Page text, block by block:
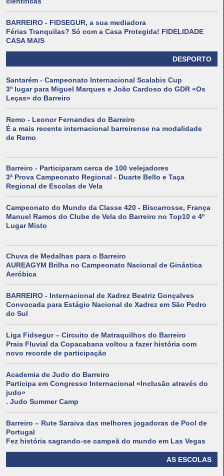
BARREIRO - FIDSEGUR, a sua mediadora
Férias Tranquilas? Só com a Casa Protegida! FIDELIDADE
CASA MAIS
DESPORTO
Santarém - Campeonato Internacional Scalabis Cup
3º lugar para Miguel Marques e João Cardoso do GDR «Os
Leças» do Barreiro
Remo - Leonor Fernandes do Barreiro
É a mais recente internacional barreirense na modalidade
de Remo
Barreiro - Participaram cerca de 100 velejadores
3ª Prova Campeonato Regional - Duarte Bello e Taça
Regional de Escolas de Vela
Campeonato do Mundo da Classe 420 - Biscarrosse, França
Manuel Ramos do Clube de Vela do Barreiro no Top10 e 4º
Lugar Misto
Chuva de Medalhas para o Barreiro
AUREAGYM Brilha no Campeonato Nacional de Ginástica
Aeróbica
BARREIRO - Internacional de Xadrez Beatriz Gonçalves
Convocada para Estágio Nacional de Xadrez em São Pedro
do Sul
Liga Fidsegur – Circuito de Matraquilhos do Barreiro
Praia Fluvial da Copacabana voltou a fazer história com
novo recorde de participação
Academia de Judo do Barreiro
Participa em Congresso Internacional «Inclusão através do
judo»
. Judo Summer Camp
Barreiro – Rute Saraiva das melhores jogadoras de Pool de
Portugal
Fez história sagrando-se campeã do mundo em Las Vegas
AS ESCOLAS